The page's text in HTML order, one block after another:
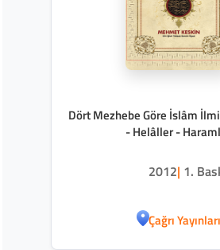
Dört Mezhebe Göre İslâm
- Helâller -
2012| 1.
Çağrı Yayınları